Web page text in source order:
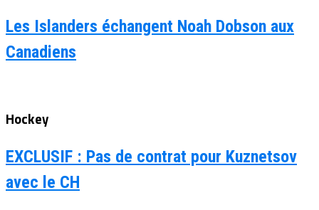
Les Islanders échangent Noah Dobson aux
Canadiens
Hockey
EXCLUSIF : Pas de contrat pour Kuznetsov
avec le CH